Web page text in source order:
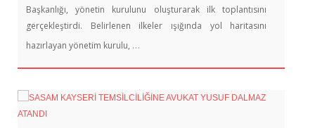
Başkanlığı, yönetin kurulunu oluşturarak ilk toplantısını
gerçekleştirdi. Belirlenen ilkeler ışığında yol haritasını
hazırlayan yönetim kurulu, …